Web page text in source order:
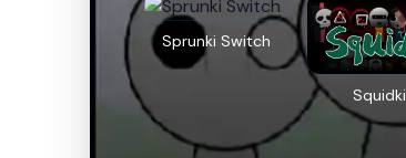
Sprunki Switch
Squidki